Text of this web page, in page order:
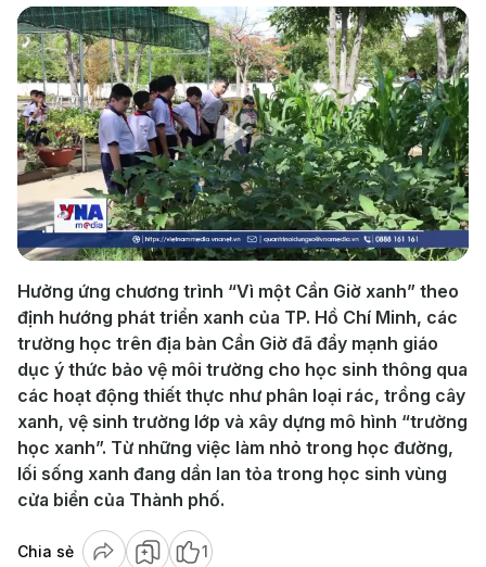
Play
Video
Hưởng ứng chương trình “Vì một Cần Giờ xanh” theo
định hướng phát triển xanh của TP. Hồ Chí Minh, các
trường học trên địa bàn Cần Giờ đã đẩy mạnh giáo
dục ý thức bảo vệ môi trường cho học sinh thông qua
các hoạt động thiết thực như phân loại rác, trồng cây
xanh, vệ sinh trường lớp và xây dựng mô hình “trường
học xanh”. Từ những việc làm nhỏ trong học đường,
lối sống xanh đang dần lan tỏa trong học sinh vùng
cửa biển của Thành phố.
Chia sẻ 1